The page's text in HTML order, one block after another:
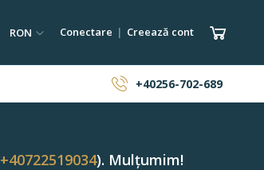
Monedă
RON Conectare Creează cont Coșul
+40256-702-689
+40722519034). Mulțumim!